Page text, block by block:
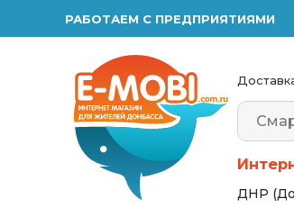
РАБОТАЕМ С ПРЕДПРИЯТИЯМИ
ДНР